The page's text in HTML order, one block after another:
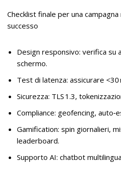
Checklist finale per una
successo
Design responsivo: verifica su
schermo.
Test di latenza: assicurare
Sicurezza: TLS 1.3,
Compliance: geofencing,
Gamification: spin giornalieri,
leaderboard.
Supporto AI: chatbot